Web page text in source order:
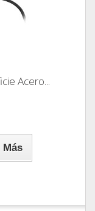
Acero...
Más